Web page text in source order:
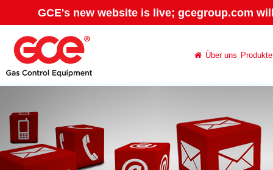
GCE's new website is live; gcegroup.com
Über uns Produkte